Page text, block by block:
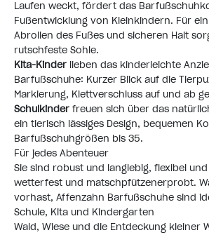
Laufen weckt, fördert das
Fußentwicklung von Kleinkindern. Für
Abrollen des Fußes und sicheren Halt
rutschfeste Sohle.
Kita-Kinder lieben das kinderleichte
Barfußschuhe: Kurzer Blick auf die
Markierung, Klettverschluss auf und ab
Schulkinder freuen sich über das
ein tierisch lässiges Design, bequemen
Barfußschuhgrößen bis 35.
Für jedes Abenteuer
Sie sind robust und langlebig, flexibel und
wetterfest und matschpfützenerprobt.
vorhast, Affenzahn Barfußschuhe sind
Schule, Kita und Kindergarten
Wald, Wiese und die Entdeckung kleiner